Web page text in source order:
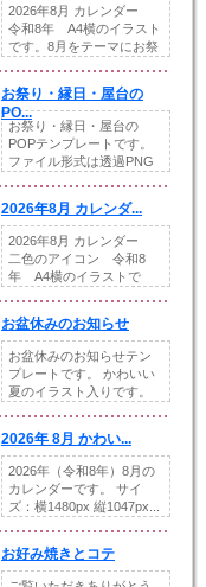
2026年8月 カレンダー
令和8年 A4横のイラスト
です。8月をテーマにお祭
お祭り・縁日・屋台の
PO...
お祭り・縁日・屋台の
POPテンプレートです。
ファイル形式は透過PNG
2026年8月 カレンダ...
2026年8月 カレンダー
二色のアイコン 令和8
年 A4横のイラストで
お盆休みのお知らせ
お盆休みのお知らせテン
プレートです。 かわいい
夏のイラスト入りです。
2026年 8月 かわい...
2026年（令和8年）8月の
カレンダーです。 サイ
ズ：横1480px 縦1047px...
お好み焼きとコテ